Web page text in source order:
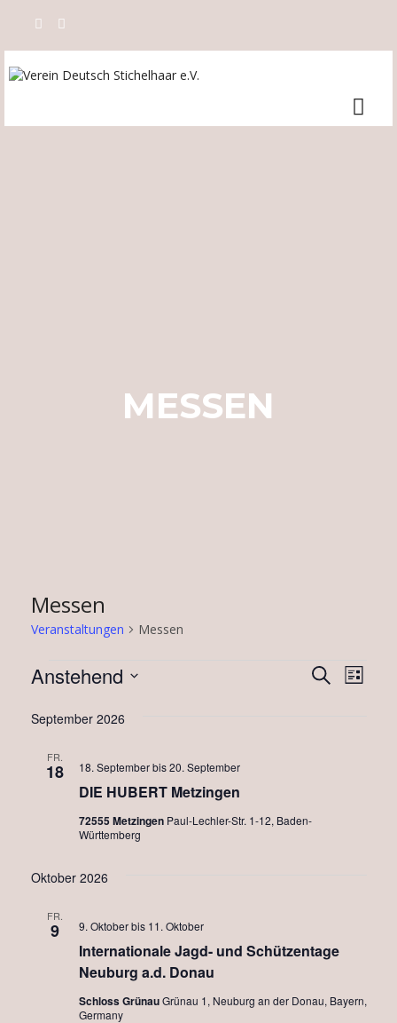
MESSEN
Messen
Veranstaltungen Messen
Veranstaltungen SucheListe
Anstehend
wählen.
September 2026
FR.
18
DIE HUBERT Metzingen
18. Septemberbis20. September
72555 Metzingen Paul-Lechler-Str. 1-12, Baden-
Württemberg
Oktober 2026
FR.
9
Internationale Jagd- und Schützentage
Neuburg a.d. Donau
9. Oktoberbis 11. Oktober
Schloss GrünauGrünau 1, Neuburg an der Donau, Bayern,
Germany